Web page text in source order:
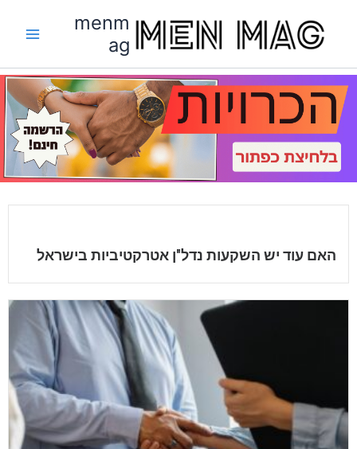
menm
ag
האם עוד יש השקעות נדל"ן אטרקטיביות בישראל